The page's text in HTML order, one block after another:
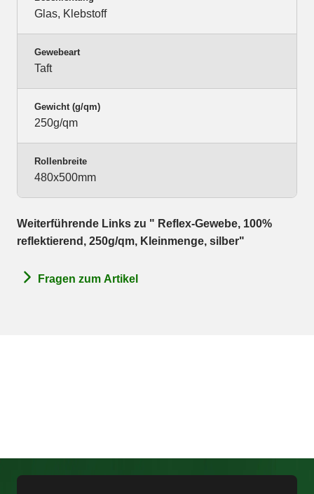
Glas, Klebstoff
Gewebeart
Taft
Gewicht (g/qm)
250g/qm
Rollenbreite
480x500mm
Weiterführende Links zu " Reflex-Gewebe, 100%
reflektierend, 250g/qm, Kleinmenge, silber"
Fragen zum Artikel